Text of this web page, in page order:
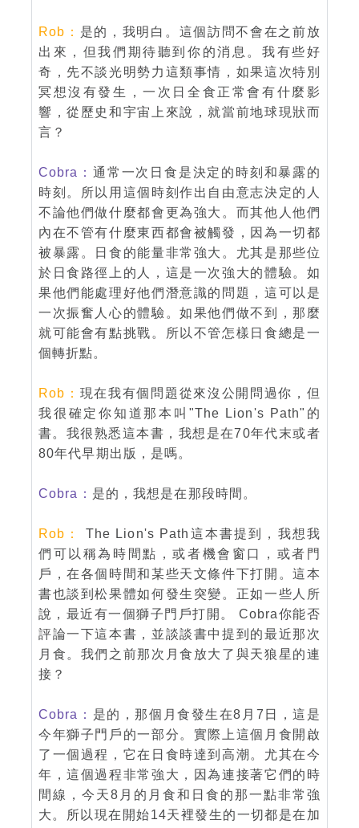
Rob： 是的，我明白。這個訪問不會在之前放
出來，但我們期待聽到你的消息。我有些好
奇，先不談光明勢力這類事情，如果這次特別
冥想沒有發生，一次日全食正常會有什麼影
響，從歷史和宇宙上來說，就當前地球現狀而
言？
Cobra：通常一次日食是決定的時刻和暴露的
時刻。所以用這個時刻作出自由意志決定的人
不論他們做什麼都會更為強大。而其他人他們
內在不管有什麼東西都會被觸發，因為一切都
被暴露。日食的能量非常強大。尤其是那些位
於日食路徑上的人，這是一次強大的體驗。如
果他們能處理好他們潛意識的問題，這可以是
一次振奮人心的體驗。如果他們做不到，那麼
就可能會有點挑戰。所以不管怎樣日食總是一
個轉折點。
Rob： 現在我有個問題從來沒公開問過你，但
我很確定你知道那本叫"The Lion's Path"的
書。我很熟悉這本書，我想是在70年代末或者
80年代早期出版，是嗎。
Cobra： 是的，我想是在那段時間。
Rob：
The Lion's Path這本書提到，我想我
們可以稱為時間點，或者機會窗口，或者門
戶，在各個時間和某些天文條件下打開。這本
書也談到松果體如何發生突變。正如一些人所
說，最近有一個獅子門戶打開。 Cobra你能否
評論一下這本書，並談談書中提到的最近那次
月食。我們之前那次月食放大了與天狼星的連
接？
Cobra： 是的，那個月食發生在8月7日，這是
今年獅子門戶的一部分。實際上這個月食開啟
了一個過程，它在日食時達到高潮。尤其在今
年，這個過程非常強大，因為連接著它們的時
間線，今天8月的月食和日食的那一點非常強
大。所以現在開始14天裡發生的一切都是在加